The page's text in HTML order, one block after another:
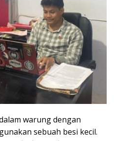
warung dengan
sebuah besi kecil.